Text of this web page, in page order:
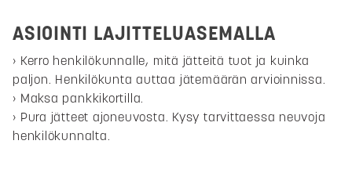
ASIOINTI LAJITTELUASEMALLA
Kerro henkilökunnalle, mitä jätteitä tuot ja kuinka
paljon. Henkilökunta auttaa jätemäärän arvioinnissa.
Maksa pankkikortilla.
Pura jätteet ajoneuvosta. Kysy tarvittaessa neuvoja
henkilökunnalta.